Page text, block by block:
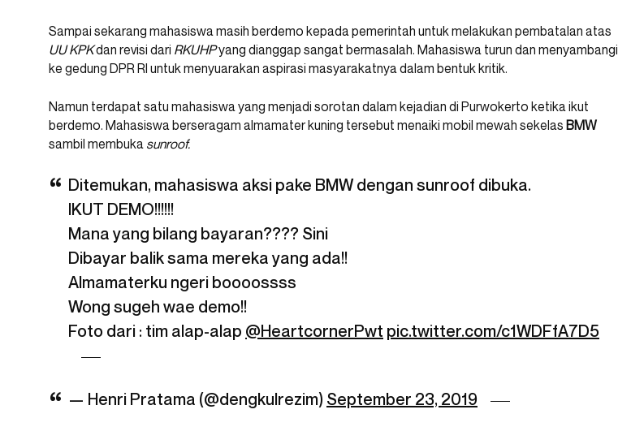
Sampai sekarang mahasiswa masih berdemo kepada pemerintah untuk melakukan pembatalan atas
UU KPKdan revisi dari RKUHPyang dianggap sangat bermasalah. Mahasiswa turun dan menyambangi
ke gedung DPR RI untuk menyuarakan aspirasi masyarakatnya dalam bentuk kritik.
Namun terdapat satu mahasiswa yang menjadi sorotan dalam kejadian di Purwokerto ketika ikut
berdemo. Mahasiswa berseragam almamater kuning tersebut menaiki mobil mewah sekelas BMW
sambil membuka sunroof.
Ditemukan, mahasiswa aksi pake BMW dengan sunroof dibuka.
IKUT DEMO!!!!!!
Mana yang bilang bayaran???? Sini
Dibayar balik sama mereka yang ada!!
Almamaterku ngeri boooossss
Wong sugeh wae demo!!
Foto dari : tim alap-alap @HeartcornerPwt pic.twitter.com/c1WDFfA7D5
— Henri Pratama (@dengkulrezim) September 23, 2019